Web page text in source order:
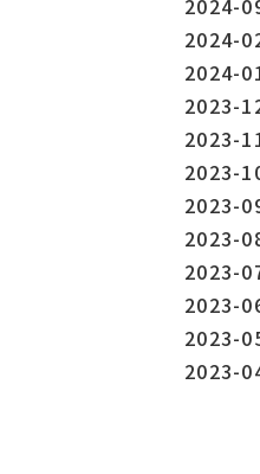
2024-
2024-
2024-
2023-
2023-
2023-
2023-
2023-
2023-
2023-
2023-
2023-